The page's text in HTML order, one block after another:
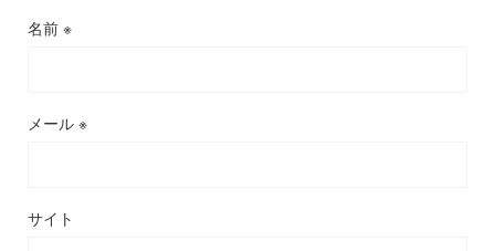
名前 ※
メール ※
サイト